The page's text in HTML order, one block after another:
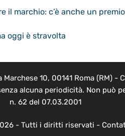
il marchio: c’è anche un
oggi è stravolta
10, 00141 Roma (RM) -
alcuna periodicità. Non può
n. 62 del 07.03.2001
- Tutti i diritti riservati -